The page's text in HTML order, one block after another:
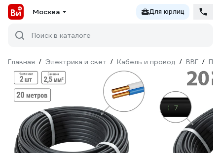
Москва Для юрлиц
Поиск в каталоге
Главная / Электрика и свет / Кабель и провод / ВВГ /